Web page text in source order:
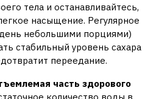
тела и останавливайтесь,
насыщение. Регулярное
небольшими порциями)
стабильный уровень сахара
переедание.
часть здорового